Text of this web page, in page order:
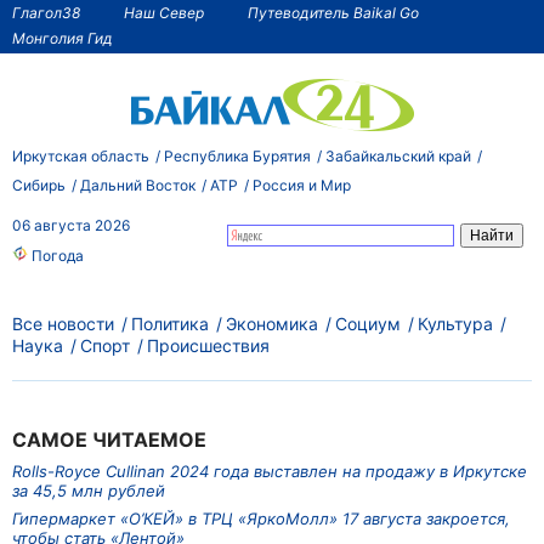
Глагол38 Наш Север
Путеводитель Baikal Go
Монголия Гид
Иркутская область Республика Бурятия
Забайкальский край
Сибирь
Дальний Восток АТР Россия и Мир
06 августа 2026
Погода
САМОЕ ЧИТАЕМОЕ
Rolls-Royce Cullinan 2024 года выставлен на продажу в Иркутске
за 45,5 млн рублей
Гипермаркет «О’КЕЙ» в ТРЦ «ЯркоМолл» 17 августа закроется,
чтобы стать «Лентой»
Все новости Политика Экономика Социум
Культура
Наука
Спорт Происшествия